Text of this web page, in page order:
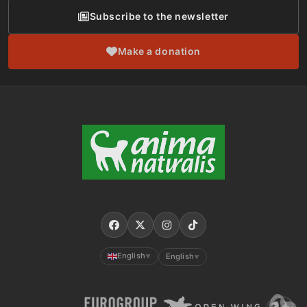
Subscribe to the newsletter
Make a donation
English ▼ English ▼